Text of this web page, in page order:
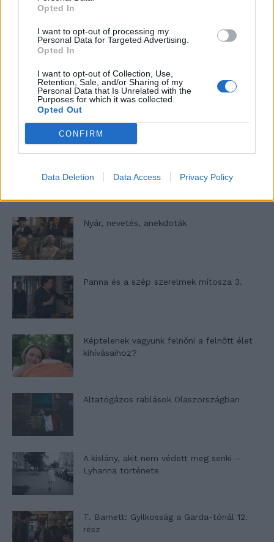
Opted In
I want to opt-out of processing my
Personal Data for Targeted Advertising.
Opted In
I want to opt-out of Collection, Use,
Retention, Sale, and/or Sharing of my
Personal Data that Is Unrelated with the
Purposes for which it was collected.
Opted Out
CONFIRM
Data Deletion Data Access Privacy Policy
Elyna Robbs: Adéle és az örökölt árnyak
Woody Allen megosztó zsenialitása
Nyár, nevetés, anekdoták
Panna és a szép szerelmek mítosza 3.
Képtelenek vagyunk felnőni a felnőtt élet
kihívásaihoz?
Altatógázos rablások Olaszországban
A kislány, akit nem védett meg senki –
Lyhanna története
T. Barnett: Gyilkosság a Garda-tónál 12.
rész